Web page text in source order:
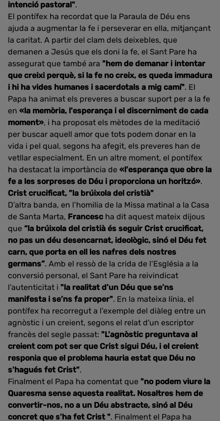
intenció pastoral".
El pontífex ha recordat que la Paraula de Déu ens
ajuda a augmentar la fe i perseverar en ella, mitjançant
la caritat. A partir del clam dels deixebles, que
demanen a Jesús que els doni la fe, el Sant Pare ha
assegurat que també ara "hem de demanar i intentar
que creixi perquè, si la fe no creix, es queda immadura
i hi ha vides humanes i sacerdotals a mig camí". El
Papa ha animat els preveres a buscar suport per a la fe
en «la memòria, l'esperança i el discerniment de cada
moment», i ha proposat els mètodes de la meditació
per buscar aquell amor que tots podem donar en la
vida i pel qual, segons ha afegit, els preveres han de
vetllar especialment. En un altre moment, el pontífex
ha destacat la importància de «l'esperança que obre la
fe a les sorpreses de Déu i proporciona un horitzó».
Crist crucificat, "la brúixola del cristià"
D’altra banda, en l’homilia de la Missa matinal a la Casa
de Santa Marta, Francesc ha dit aquest mateix dijous
que “la brúixola del cristià és seguir Crist crucificat,
no pas un déu desencarnat, ideològic, sinó el Déu fet
carn, que porta en ell les nafres dels nostres
germans”. Amb el ressò de la crida de l’Església a la
conversió personal, el Sant Pare ha reivindicat
l’autenticitat i "la realitat d’un Déu que se’ns
manifesta i se’ns fa proper". En la mateixa línia, el
pontífex ha recorregut a l’exemple del diàleg entre un
agnòstic i un creient, segons el relat d'un escriptor
francès del segle passat: "L'agnòstic preguntava al
creient com pot ser que Crist sigui Déu, i el creient
responia que el problema hauria estat que Déu no
s'hagués fet Crist".
Finalment el Papa ha comentat que "no podem viure la
Quaresma sense aquesta realitat. Nosaltres hem de
convertir-nos, no a un Déu abstracte, sinó al Déu
concret que s'ha fet Crist ". Finalment el Papa ha